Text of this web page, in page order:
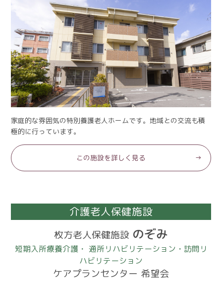
家庭的な雰囲気の特別養護老人ホームです。地域との交流も積
極的に行っています。
この施設を詳しく見る
介護老人保健施設
枚方老人保健施設 のぞみ
短期入所療養介護・ 通所リハビリテーション・訪問リ
ハビリテーション
ケアプランセンター 希望会